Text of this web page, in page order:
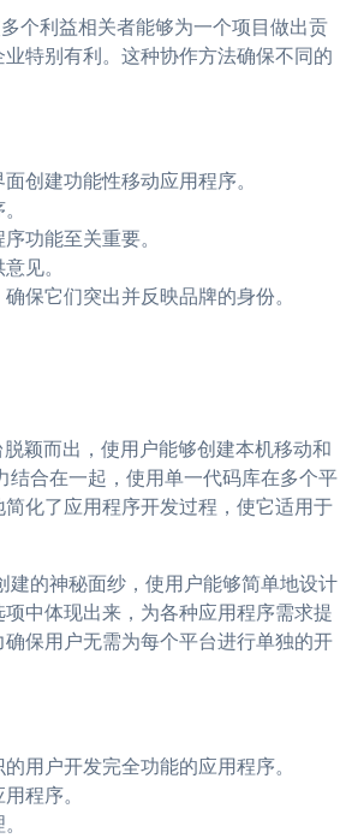
个利益相关者能够为一个项目做出贡
特别有利。这种协作方法确保不同的
创建功能性移动应用程序。
功能至关重要。
见。
保它们突出并反映品牌的身份。
颖而出，使用户能够创建本机移动和
合在一起，使用单一代码库在多个平
化了应用程序开发过程，使它适用于
的神秘面纱，使用户能够简单地设计
中体现出来，为各种应用程序需求提
保用户无需为每个平台进行单独的开
用户开发完全功能的应用程序。
程序。